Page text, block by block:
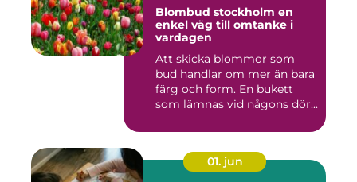
Blombud stockholm en
enkel väg till omtanke i
vardagen
Att skicka blommor som
bud handlar om mer än bara
färg och form. En bukett
som lämnas vid någons dör...
01. jun